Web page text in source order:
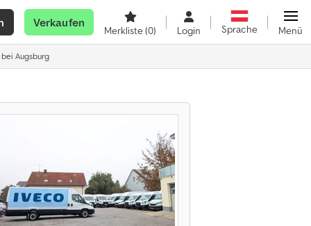
Verkaufen
Merkliste(0) Login Sprache Menü
Augsburg